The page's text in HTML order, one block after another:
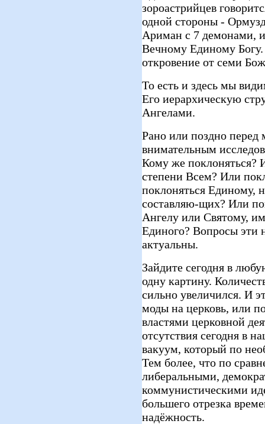
зороастрийцев
одной стороны -
Ариман с 7 демонами,
Вечному Единому
откровение от семи
То есть и здесь мы
Его иерархическую
Ангелами.
Рано или поздно
внимательным
Кому же поклоняться?
степени Всем? Или
поклоняться Единому,
составляю-щих? Или
Ангелу или Святому,
Единого? Вопросы эти
актуальны.
Зайдите сегодня в
одну картину.
сильно увеличился. И
моды на церковь, или
властями церковной
отсутствия сегодня в
вакуум, который по
Тем более, что по
либеральными,
коммунистическими
большего отрезка
надёжность.